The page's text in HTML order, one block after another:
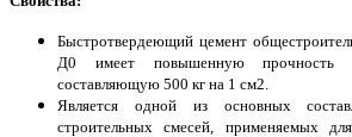
Быстротвердеющий цемент
Д0 имеет повышенную прочность
составляющую 500 кг на 1 см2.
Является одной из основных
строительных смесей, применяемых